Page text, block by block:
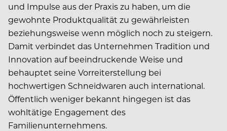
und Impulse aus der Praxis zu haben, um die
gewohnte Produktqualität zu gewährleisten
beziehungsweise wenn möglich noch zu steigern.
Damit verbindet das Unternehmen Tradition und
Innovation auf beeindruckende Weise und
behauptet seine Vorreiterstellung bei
hochwertigen Schneidwaren auch international.
Öffentlich weniger bekannt hingegen ist das
wohltätige Engagement des
Familienunternehmens.